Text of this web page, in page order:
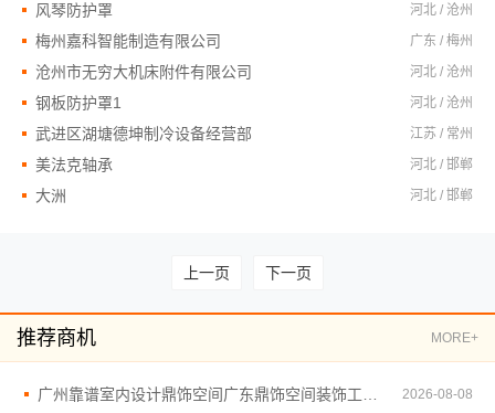
风琴防护罩 河北 / 沧州
梅州嘉科智能制造有限公司 广东 / 梅州
沧州市无穷大机床附件有限公司 河北 / 沧州
钢板防护罩1 河北 / 沧州
武进区湖塘德坤制冷设备经营部 江苏 / 常州
美法克轴承 河北 / 邯郸
大洲 河北 / 邯郸
上一页 下一页
推荐商机 MORE+
2026-08-08